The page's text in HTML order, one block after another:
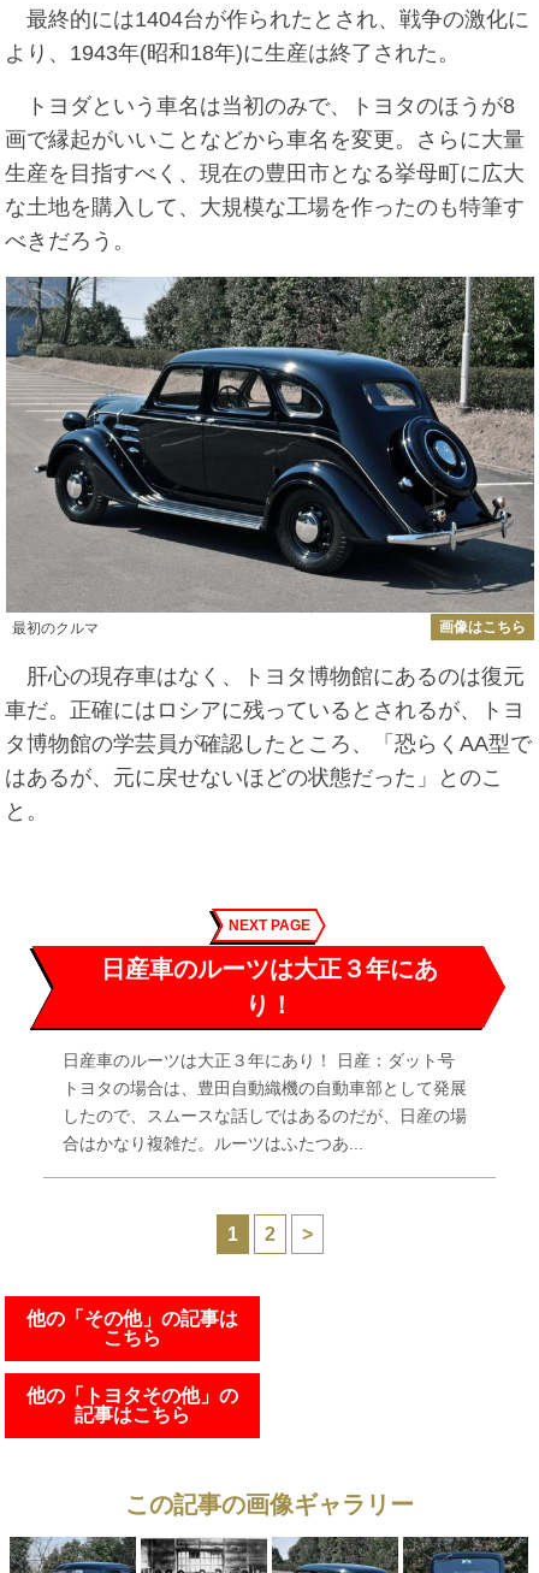
最終的には1404台が作られたとされ、戦争の激化に
より、1943年(昭和18年)に生産は終了された。
トヨダという車名は当初のみで、トヨタのほうが8
画で縁起がいいことなどから車名を変更。さらに大量
生産を目指すべく、現在の豊田市となる挙母町に広大
な土地を購入して、大規模な工場を作ったのも特筆す
べきだろう。
最初のクルマ 画像はこちら
肝心の現存車はなく、トヨタ博物館にあるのは復元
車だ。正確にはロシアに残っているとされるが、トヨ
タ博物館の学芸員が確認したところ、「恐らくAA型で
はあるが、元に戻せないほどの状態だった」とのこ
と。
NEXT PAGE
日産車のルーツは大正３年にあ
り！
日産車のルーツは大正３年にあり！ 日産：ダット号
トヨタの場合は、豊田自動織機の自動車部として発展
したので、スムースな話しではあるのだが、日産の場
合はかなり複雑だ。ルーツはふたつあ...
1 2 >
他の「その他」の記事は
こちら
他の「トヨタその他」の
記事はこちら
この記事の画像ギャラリー